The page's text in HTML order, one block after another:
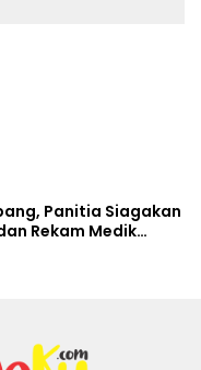
Panitia Siagakan
Rekam Medik